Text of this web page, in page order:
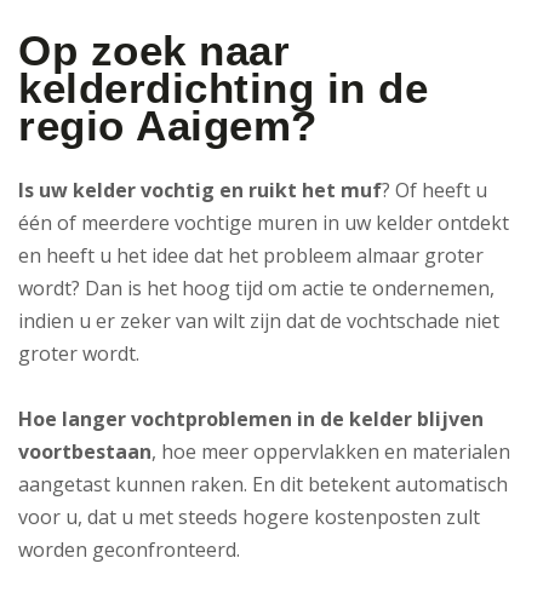
Op zoek naar
kelderdichting in de
regio Aaigem?
Is uw kelder vochtig en ruikt het muf? Of heeft u
één of meerdere vochtige muren in uw kelder ontdekt
en heeft u het idee dat het probleem almaar groter
wordt? Dan is het hoog tijd om actie te ondernemen,
indien u er zeker van wilt zijn dat de vochtschade niet
groter wordt.
Hoe langer vochtproblemen in de kelder blijven
voortbestaan, hoe meer oppervlakken en materialen
aangetast kunnen raken. En dit betekent automatisch
voor u, dat u met steeds hogere kostenposten zult
worden geconfronteerd.